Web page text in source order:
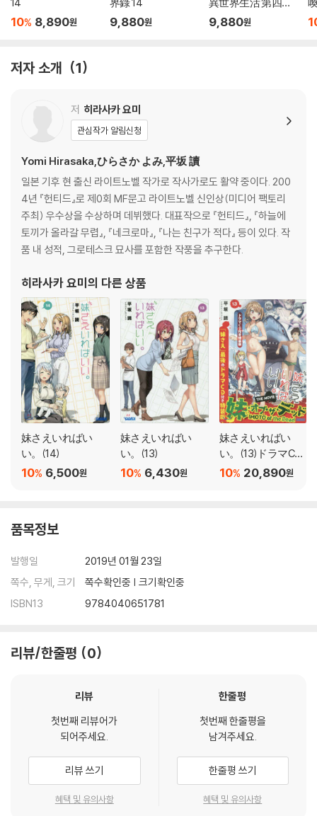
14
10% 8,890원
界錄 14
9,880원
異世界生活 第四章
聖域と强欲の魔女 1
9,880원
저자 소개 1
저 히라사카 요미
관심작가 알림신청
Yomi Hirasaka,ひらさか よみ,平坂 讀
일본 기후 현 출신 라이트노벨 작가로 작사가로도 활약 중이다. 200
4년 『헌티드』로 제0회 MF문고 라이트노벨 신인상(미디어 팩토리
주최) 우수상을 수상하며 데뷔했다. 대표작으로 『헌티드』, 『하늘에
토끼가 올라갈 무렵』, 『네크로마』, 『나는 친구가 적다』 등이 있다. 작
품 내 성적, 그로테스크 묘사를 포함한 작풍을 추구한다.
히라사카 요미 의 다른 상품
妹さえいればい
い。(14)
6,500원
10%
妹さえいればい
い。(13)
6,430원
10%
妹さえいればい
い。(13)ドラマCD
付き特裝版
20,890원
10%
품목정보
발행일
2019년 01월 23일
쪽수, 무게, 크기
쪽수확인중 | 크기확인중
ISBN13
9784040651781
리뷰/한줄평 0
리뷰
첫번째 리뷰어가
되어주세요.
리뷰 쓰기
혜택 및 유의사항
한줄평
첫번째 한줄평을
남겨주세요.
한줄평 쓰기
혜택 및 유의사항